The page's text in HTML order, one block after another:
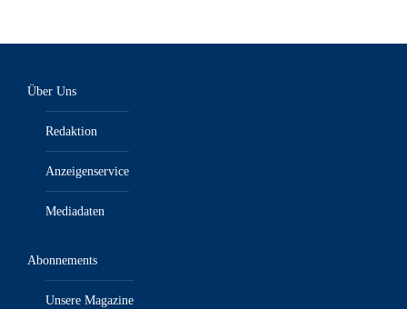
Über Uns
Redaktion
Anzeigenservice
Mediadaten
Abonnements
Unsere Magazine